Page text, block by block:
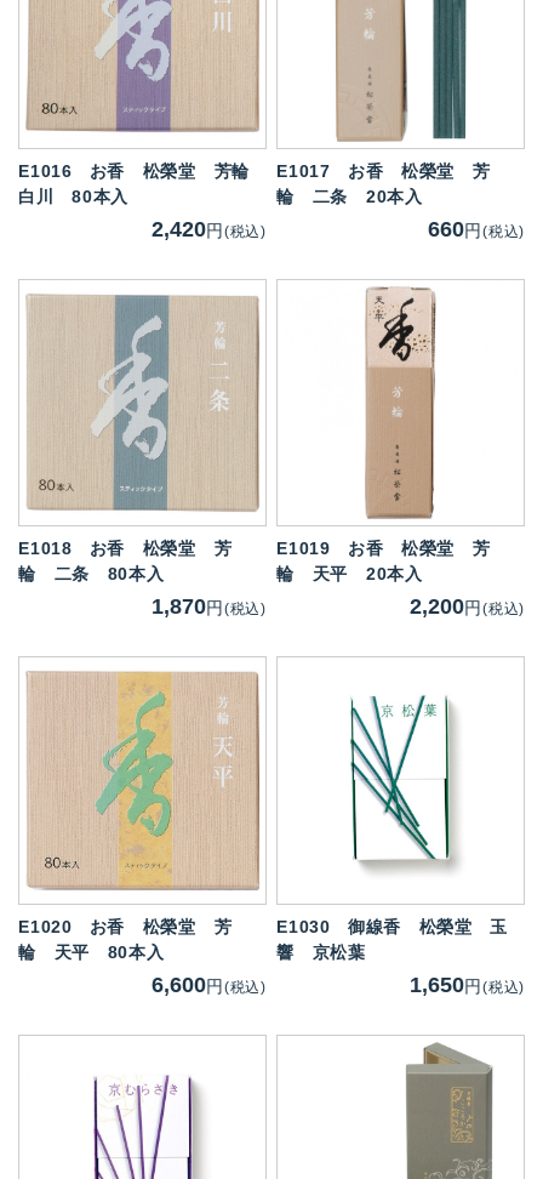
E1016
お香 松榮堂 芳輪
白川 80本入
2,420円 (税込)
E1017
お香 松榮堂 芳
輪 二条 20本入
660円(税込)
E1018
お香 松榮堂 芳
輪 二条 80本入
1,870円 (税込)
E1019
お香 松榮堂 芳
輪 天平 20本入
2,200円(税込)
E1020
お香 松榮堂 芳
輪 天平 80本入
6,600円 (税込)
E1030
御線香 松榮堂 玉
響 京松葉
1,650円(税込)